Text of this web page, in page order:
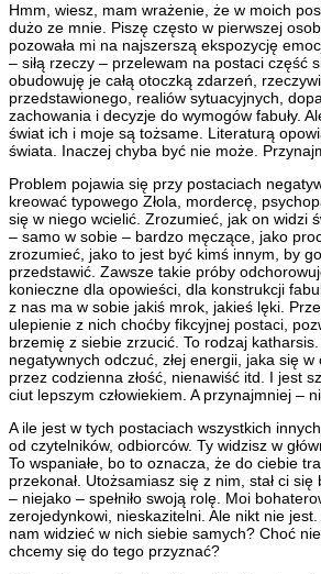
Hmm, wiesz, mam wrażenie, że w moich
dużo ze mnie. Piszę często w pierwszej
pozowała mi na najszerszą ekspozycję
– siłą rzeczy – przelewam na postaci część
obudowuję je całą otoczką zdarzeń,
przedstawionego, realiów sytuacyjnych,
zachowania i decyzje do wymogów fabuły.
świat ich i moje są tożsame. Literaturą
świata. Inaczej chyba być nie może.
Problem pojawia się przy postaciach
kreować typowego Złola, mordercę,
się w niego wcielić. Zrozumieć, jak on widzi
– samo w sobie – bardzo męczące, jako
zrozumieć, jako to jest być kimś innym, by
przedstawić. Zawsze takie próby
konieczne dla opowieści, dla konstrukcji
z nas ma w sobie jakiś mrok, jakieś lęki.
ulepienie z nich choćby fikcyjnej postaci,
brzemię z siebie zrzucić. To rodzaj
negatywnych odczuć, złej energii, jaka się w
przez codzienna złość, nienawiść itd. I jest
ciut lepszym człowiekiem. A przynajmniej –
A ile jest w tych postaciach wszystkich
od czytelników, odbiorców. Ty widzisz w
To wspaniałe, bo to oznacza, że do ciebie
przekonał. Utożsamiasz się z nim, stał ci
– niejako – spełniło swoją rolę. Moi
zerojedynkowi, nieskazitelni. Ale nikt nie
nam widzieć w nich siebie samych? Choć
chcemy się do tego przyznać?